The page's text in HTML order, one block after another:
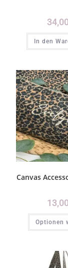
In den
Canvas
Optionen